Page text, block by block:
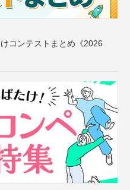
コンテストまとめ《2026